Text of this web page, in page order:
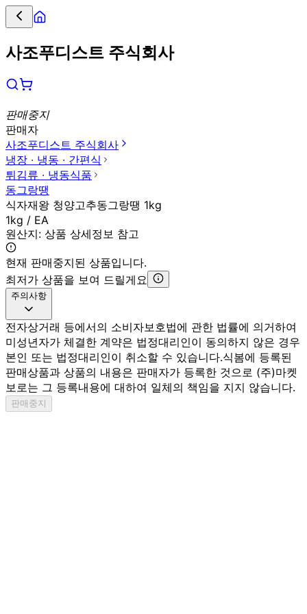
사조푸디스트 주식회사
판매중지
판매자
사조푸디스트 주식회사
냉장 ∙ 냉동 ∙ 간편식
튀김류 ∙ 냉동식품
동그랑땡
식자재왕 청양고추동그랑땡 1kg
1kg / EA
원산지: 상품 상세정보 참고
현재 판매중지된 상품입니다.
최저가 상품을 보여 드릴게요
주의사항
전자상거래 등에서의 소비자보호법에 관한 법률에 의거하여
미성년자가 체결한 계약은 법정대리인이 동의하지 않은 경우
본인 또는 법정대리인이 취소할 수 있습니다.식봄에 등록된
판매상품과 상품의 내용은 판매자가 등록한 것으로 (주)마켓
보로는 그 등록내용에 대하여 일체의 책임을 지지 않습니다.
판매중지